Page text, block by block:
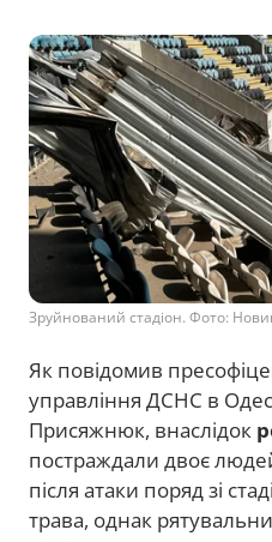
Зруйнований стадіон. Фото:
Як повідомив
управління ДСНС в
Присяжнюк, внаслідок
постраждали двоє
після атаки поряд зі
трава, однак